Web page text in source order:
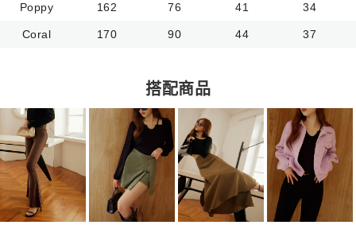
Poppy 162 76 41 34
Coral 170 90 44 37
搭配商品